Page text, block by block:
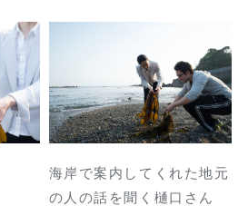
海岸で案内してくれた地元
の人の話を聞く樋口さん